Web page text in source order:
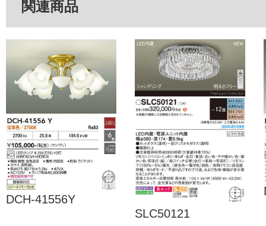
関連商品
DCH-41556Y
SLC50121